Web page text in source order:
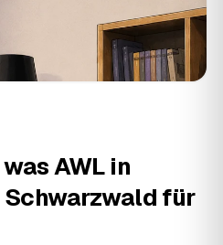
AWL in
für